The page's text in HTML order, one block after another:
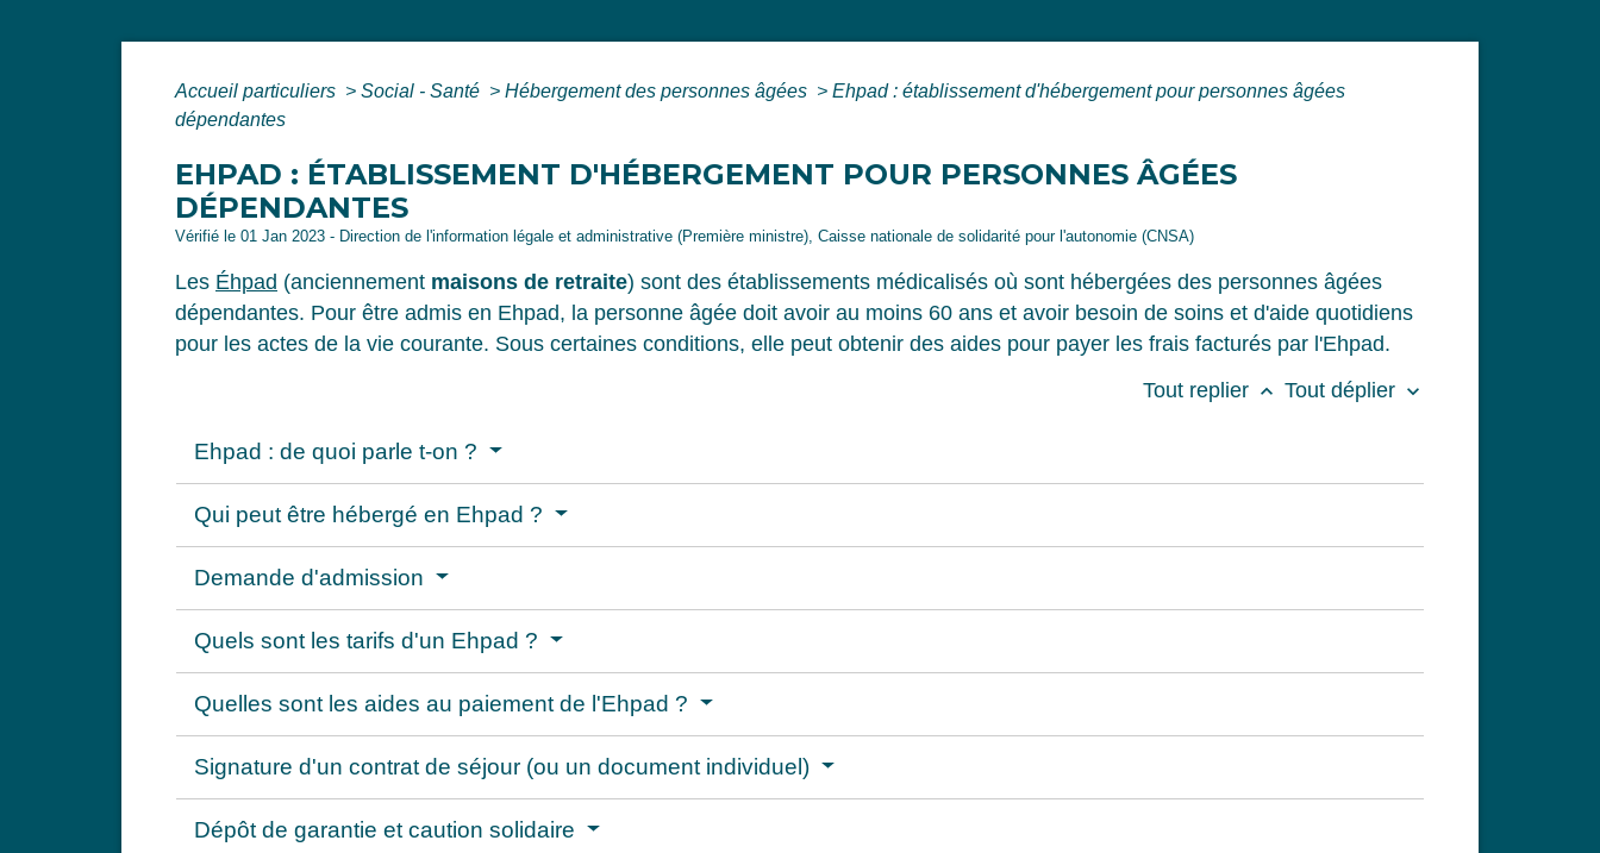
Accueil particuliers > Social - Santé > Hébergement des personnes âgées > Ehpad : établissement d'hébergement pour personnes âgées
dépendantes
EHPAD : ÉTABLISSEMENT D'HÉBERGEMENT POUR PERSONNES ÂGÉES
DÉPENDANTES
Vérifié le 01 Jan 2023 - Direction de l'information légale et administrative (Première ministre), Caisse nationale de solidarité pour l'autonomie (CNSA)
Les Éhpad (anciennement maisons de retraite) sont des établissements médicalisés où sont hébergées des personnes âgées
dépendantes. Pour être admis en Ehpad, la personne âgée doit avoir au moins 60 ans et avoir besoin de soins et d'aide quotidiens
pour les actes de la vie courante. Sous certaines conditions, elle peut obtenir des aides pour payer les frais facturés par l'Ehpad.
Tout replier keyboard_arrow_up Tout déplier keyboard_arrow_down
Ehpad : de quoi parle t-on ?
Qui peut être hébergé en Ehpad ?
Demande d'admission
Quels sont les tarifs d'un Ehpad ?
Quelles sont les aides au paiement de l'Ehpad ?
Signature d'un contrat de séjour (ou un document individuel)
Dépôt de garantie et caution solidaire